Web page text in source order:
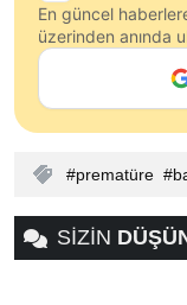
En güncel
üzerinden anında
prematüre
SİZİN